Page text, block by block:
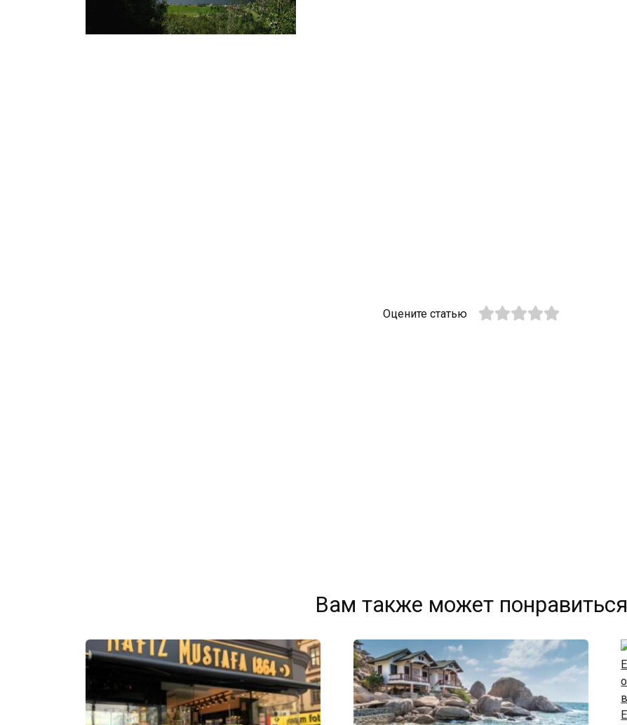
Оцените статью
Вам также может понравиться